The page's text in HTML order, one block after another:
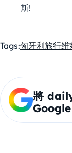
斯!
Tags:匈牙利旅行维
將